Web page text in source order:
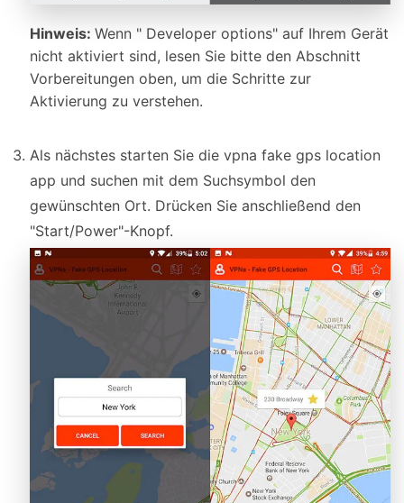
Hinweis: Wenn " Developer options" auf Ihrem Gerät
nicht aktiviert sind, lesen Sie bitte den Abschnitt
Vorbereitungen oben, um die Schritte zur
Aktivierung zu verstehen.
Als nächstes starten Sie die vpna fake gps location
app und suchen mit dem Suchsymbol den
gewünschten Ort. Drücken Sie anschließend den
"Start/Power"-Knopf.